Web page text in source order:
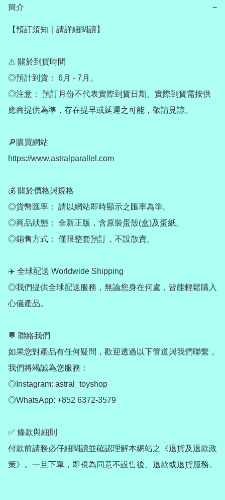
簡介 −
【預訂須知｜請詳細閱讀】
⚠️ 關於到貨時間
◎預計到貨： 6月 - 7月。
◎注意： 預訂月份不代表實際到貨日期。實際到貨需按供
應商提供為準，存在提早或延遲之可能，敬請見諒。
🔎購買網站
https://www.astralparallel.com
💰 關於價格與規格
◎貨幣匯率： 請以網站即時顯示之匯率為準。
◎商品狀態： 全新正版，含原裝蛋殼(盒)及蛋紙。
◎銷售方式： 僅限整套預訂，不設散賣。
✈️ 全球配送 Worldwide Shipping
◎我們提供全球配送服務，無論您身在何處，皆能輕鬆購入
心儀產品。
💬 聯絡我們
如果您對產品有任何疑問，歡迎透過以下管道與我們聯繫，
我們將竭誠為您服務：
◎Instagram: astral_toyshop
◎WhatsApp: +852 6372-3579
✅ 條款與細則
付款前請務必仔細閱讀並確認理解本網站之《退貨及退款政